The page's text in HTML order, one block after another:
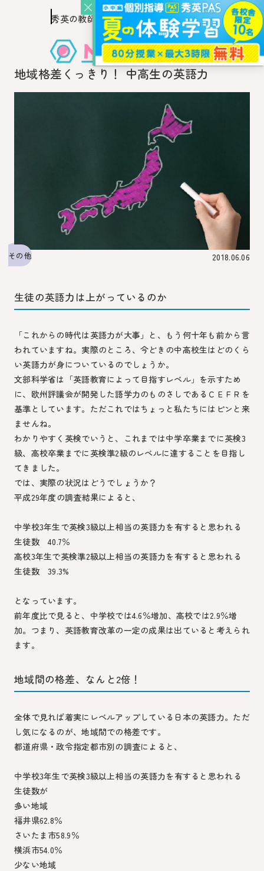
このページの本文へ移動
秀英の教師を知り、
秀英の教師から教わるウェブ・メディア
地域格差くっきり！ 中高生の英語力
その他 2018.06.06
生徒の英語力は上がっているのか
「これからの時代は英語力が大事」と、もう何十年も前から言
われていますね。実際のところ、今どきの中高校生はどのくら
い英語力が身についているのでしょうか。
文部科学省は「英語教育によって目指すレベル」を示すため
に、欧州評議会が開発した語学力のものさしであるＣＥＦＲを
基準としています。ただこれではちょっと私たちにはピンと来
ませんね。
わかりやすく英検でいうと、これまでは中学卒業までに英検3
級、高校卒業までに英検準2級のレベルに達することを目指し
てきました。
では、実際の状況はどうでしょうか？
平成29年度の調査結果によると、
中学校3年生で英検3級以上相当の英語力を有すると思われる
生徒数 40.7％
高校3年生で英検準2級以上相当の英語力を有すると思われる
生徒数 39.3%
となっています。
前年度比で見ると、中学校では4.6％増加、高校では2.9％増
加。つまり、英語教育改革の一定の成果は出ていると考えられ
ます。
地域間の格差、なんと2倍！
全体で見れば着実にレベルアップしている日本の英語力。ただ
し気になるのが、地域間での格差です。
都道府県・政令指定都市別の調査によると、
中学校3年生で英検3級以上相当の英語力を有すると思われる
生徒数が
多い地域
福井県62.8％
さいたま市58.9％
横浜市54.0％
少ない地域